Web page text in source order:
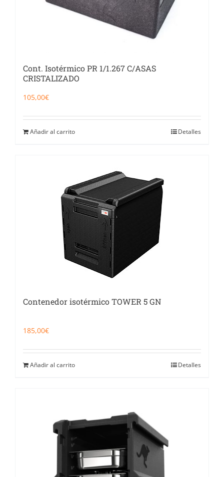
Cont. Isotérmico PR 1/1.267 C/ASAS
CRISTALIZADO
105,00€
Añadir al carrito Detalles
Contenedor isotérmico TOWER 5 GN
185,00€
Añadir al carrito Detalles